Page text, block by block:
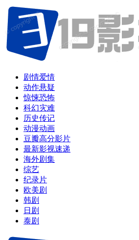
剧情爱情
动作悬疑
惊悚恐怖
科幻灾难
历史传记
动漫动画
豆瓣高分影片
最新影视速递
海外剧集
综艺
纪录片
欧美剧
韩剧
日剧
泰剧